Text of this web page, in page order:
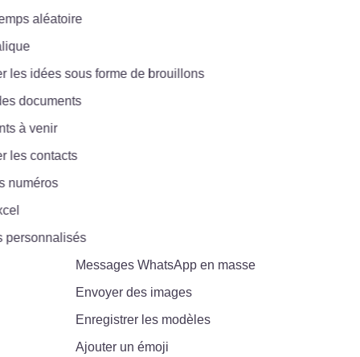
aléatoire
idées sous forme de brouillons
documents
à venir
contacts
Messages WhatsApp en masse
Envoyer des images
Enregistrer les modèles
Ajouter un émoji